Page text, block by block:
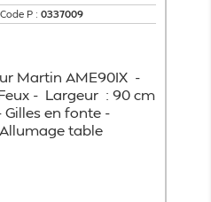
Code P : 0337009
Martin AME90IX -
- Largeur : 90 cm
Gilles en fonte -
table